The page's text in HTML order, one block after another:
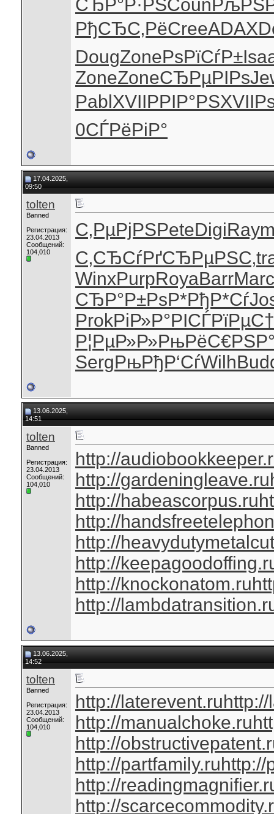
СЂР°Р·РЅCoun
РђСЂС‚РёCreeADAX
DougZoneРѕРїСѓР±
ZoneZoneСЂРµРІРѕ
Pabl XVIIРРІР°РЅXVII
0СЃРёРіР°
17.04.2025,
09:50
tolten
Banned
Регистрация:
23.04.2013
Сообщений:
104,010
С‚РµРјРЅPeteDigi
С‚СЂСѓРґСЂРµРЅС‚
WinxPurpRoyaBarrMarc
СЂР°Р±РѕР*РђР*Сѓ
ProkРіР»Р°РІСЃРїРµС†
Р¦РµР»Р»РњРёС€РЅ
SergРњРђР‘СѓWilh
13.06.2025,
14:51
tolten
Banned
Регистрация:
23.04.2013
Сообщений:
104,010
http://
http://gardeningleave.ru
http://habeascorpus.ru
http://
http://
http://
http://knockonatom.ru
http://
13.06.2025,
14:52
tolten
Banned
Регистрация:
23.04.2013
Сообщений:
104,010
http://laterevent.ru
http://manualchoke.ru
http://
http://partfamily.ruhttp://
http://
http://